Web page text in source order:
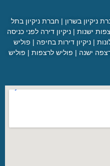
ניקיון בשרון | חברת ניקיון בתל
ישנות | ניקיון דירה לפני כניסה
| ניקיון דירות בחיפה | פוליש
ישנה | פוליש לרצפות | פוליש